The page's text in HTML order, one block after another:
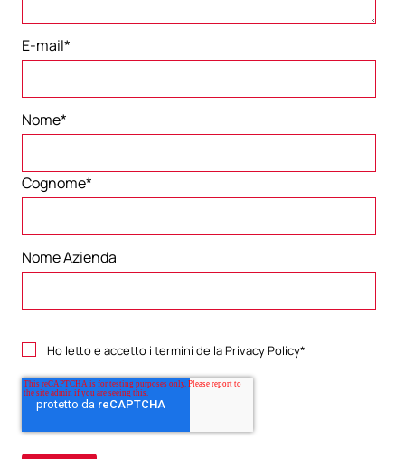
E-mail*
Nome*
Cognome*
Nome Azienda
Ho letto e accetto i termini dellaPrivacy Policy*